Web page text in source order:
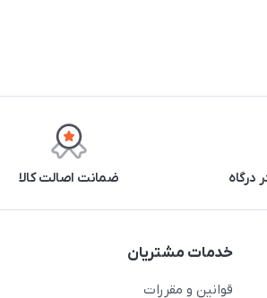
درگاه ضمانت اصالت کالا
خدمات مشتریان
قوانین و مقررات